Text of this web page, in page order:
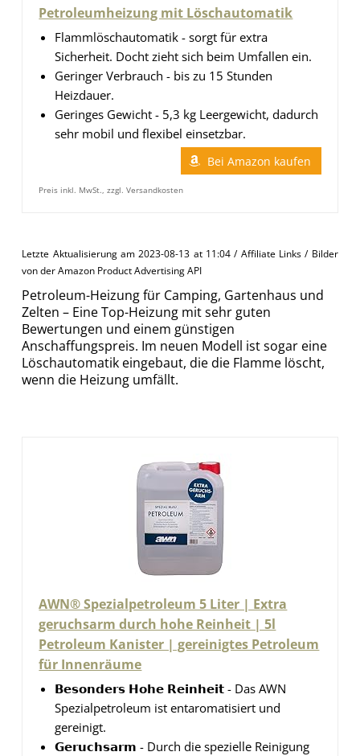
Petroleumheizung mit Löschautomatik
Flammlöschautomatik - sorgt für extra
Sicherheit. Docht zieht sich beim Umfallen ein.
Geringer Verbrauch - bis zu 15 Stunden
Heizdauer.
Geringes Gewicht - 5,3 kg Leergewicht, dadurch
sehr mobil und flexibel einsetzbar.
Bei Amazon kaufen
Preis inkl. MwSt., zzgl. Versandkosten
Letzte Aktualisierung am 2023-08-13 at 11:04 / Affiliate Links / Bilder
von der Amazon Product Advertising API
Petroleum-Heizung für Camping, Gartenhaus und
Zelten – Eine Top-Heizung mit sehr guten
Bewertungen und einem günstigen
Anschaffungspreis. Im neuen Modell ist sogar eine
Löschautomatik eingebaut, die die Flamme löscht,
wenn die Heizung umfällt.
AWN® Spezialpetroleum 5 Liter | Extra
geruchsarm durch hohe Reinheit | 5l
Petroleum Kanister | gereinigtes Petroleum
für Innenräume
𝗕𝗲𝘀𝗼𝗻𝗱𝗲𝗿𝘀 𝗛𝗼𝗵𝗲 𝗥𝗲𝗶𝗻𝗵𝗲𝗶𝘁 - Das AWN
Spezialpetroleum ist entaromatisiert und
gereinigt.
𝗚𝗲𝗿𝘂𝗰𝗵𝘀𝗮𝗿𝗺 - Durch die spezielle Reinigung